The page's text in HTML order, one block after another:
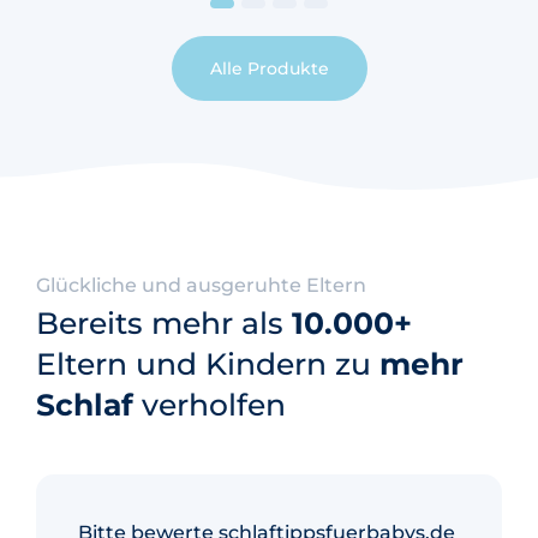
Alle Produkte
Glückliche und ausgeruhte Eltern
Bereits mehr als 10.000+
Eltern und Kindern zu mehr
Schlafverholfen
Bitte bewerte schlaftippsfuerbabys.de